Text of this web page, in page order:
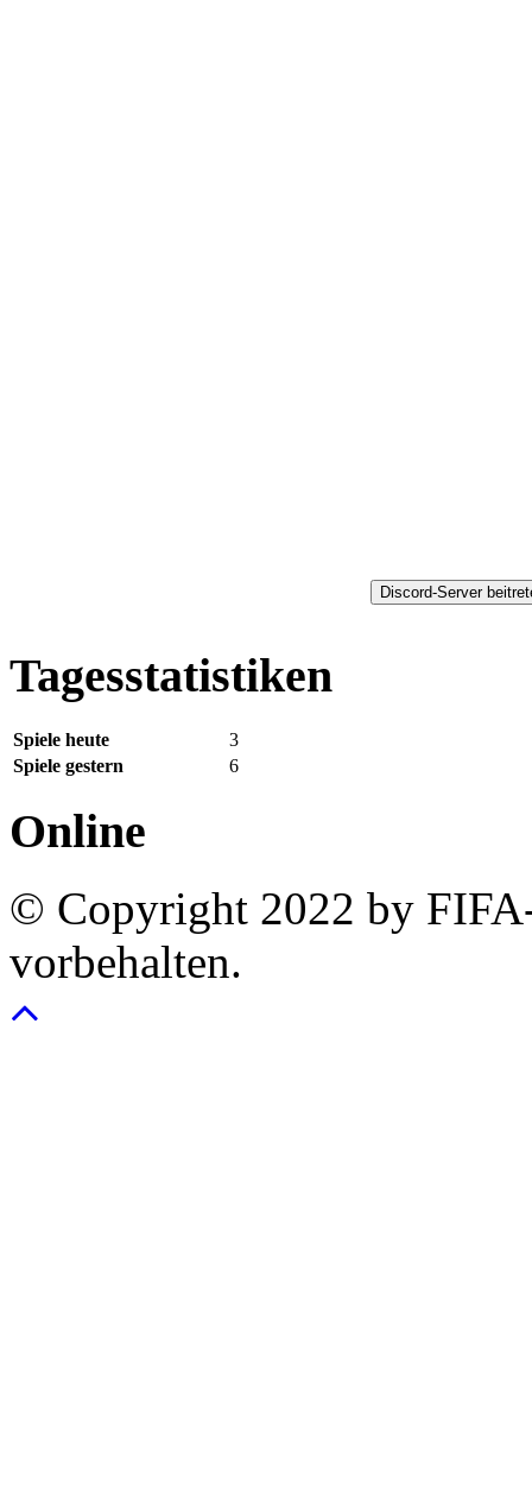
Discord-Server
Tagesstatistiken
Spiele heute
3
Spiele gestern
6
Online
© Copyright 2022 by
vorbehalten.